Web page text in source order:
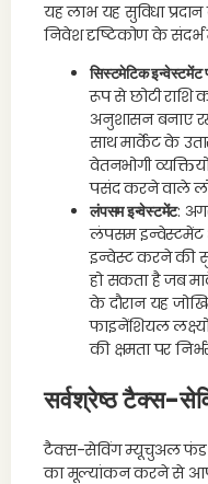
यह लाभ यह सुविधा
निवेश दृष्टिकोण के संदर्भ
सिस्टमेटिक इन्वेस्टमेंट
रूप से छोटी
अनुशासन बनाए
साथ मार्केट के
वेतनभोगी
पसंद करने वाले
लंपसम इन्वेस्टमेंट:
लंपसम इन्वेस्टमेंट
इन्वेस्ट करने की
हो सकता है जब
के दौरान यह
फाइनेंशियल
की क्षमता पर
सर्वश्रेष्ठ टैक्स-
टैक्स-सेविंग म्यूचुअल फंड
का मूल्यांकन करने से